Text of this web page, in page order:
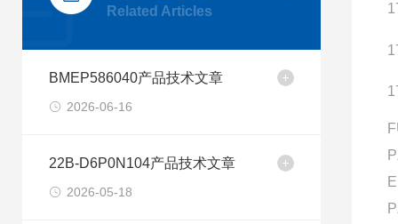
Related Articles
BMEP586040产品技术文章
2026-06-16
22B-D6P0N104产品技术文章
2026-05-18